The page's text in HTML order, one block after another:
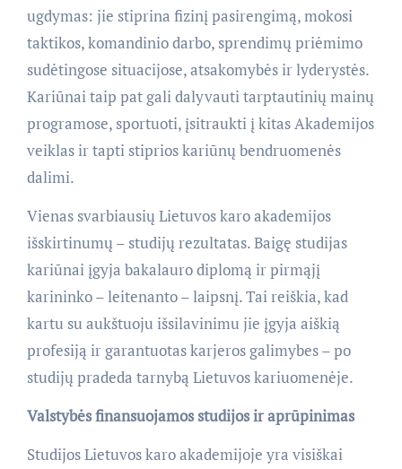
ugdymas: jie stiprina fizinį pasirengimą, mokosi
taktikos, komandinio darbo, sprendimų priėmimo
sudėtingose situacijose, atsakomybės ir lyderystės.
Kariūnai taip pat gali dalyvauti tarptautinių mainų
programose, sportuoti, įsitraukti į kitas Akademijos
veiklas ir tapti stiprios kariūnų bendruomenės
dalimi.
Vienas svarbiausių Lietuvos karo akademijos
išskirtinumų – studijų rezultatas. Baigę studijas
kariūnai įgyja bakalauro diplomą ir pirmąjį
karininko – leitenanto – laipsnį. Tai reiškia, kad
kartu su aukštuoju išsilavinimu jie įgyja aiškią
profesiją ir garantuotas karjeros galimybes – po
studijų pradeda tarnybą Lietuvos kariuomenėje.
Valstybės finansuojamos studijos ir aprūpinimas
Studijos Lietuvos karo akademijoje yra visiškai